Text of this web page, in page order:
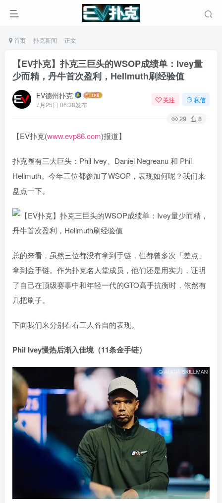
首页 扑克新闻 正文
【EV扑克】扑克三巨头的WSOP成绩单：Ivey量
少而精，丹牛首次盈利，Hellmuth刷经验值
EV德州扑克
7月25日 06:38发布
关注 私信
29 8
【EV扑克(www.evp86.com)报道】
扑克圈有三大巨头：Phil Ivey、Daniel Negreanu 和 Phil
Hellmuth。今年三位都参加了WSOP，表现如何呢？我们来
盘点一下。
总的来看，虽然三位都没有拿到手链，但都曾多次「差点」
拿到金手链。作为扑克名人堂成员，他们还是用实力，证明
了自己在顶级赛事中和年轻一代的GTO高手抗衡时，依然有
几把刷子。
下面我们来分别看看三人各自的表现。
Phil Ivey慢热后渐入佳境（11条金手链）